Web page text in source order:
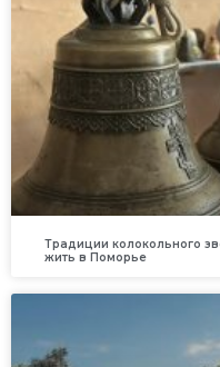
Традиции колокольного
жить в Поморье